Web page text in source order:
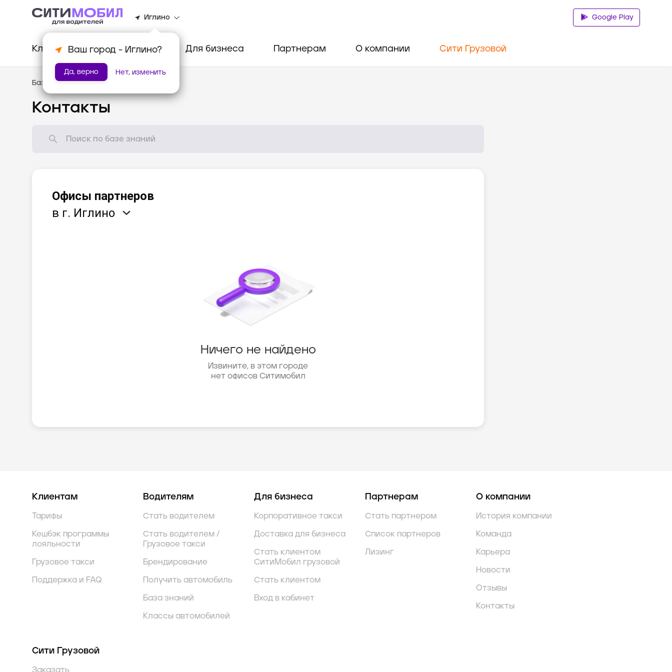
Иглино
Ваш город - Иглино?
Да, верно Нет, изменить
Google Play
Клиентам Водителям Для бизнеса Партнерам О компании Сити Грузовой
База знаний /Помощь
Контакты
Офисы партнеров
в г. Иглино
Ничего не найдено
Извините, в этом городе
нет офисов Ситимобил
Клиентам
Тарифы
Кешбэк программы
лояльности
Грузовое такси
Поддержка и FAQ
Водителям
Стать водителем
Стать водителем /
Грузовое такси
Брендирование
Получить автомобиль
База знаний
Классы автомобилей
Для бизнеса
Корпоративное такси
Доставка для бизнеса
Стать клиентом
СитиМобил грузовой
Стать клиентом
Вход в кабинет
Партнерам
Стать партнером
Список партнеров
Лизинг
О компании
История компании
Команда
Карьера
Новости
Отзывы
Контакты
Сити Грузовой
Заказать